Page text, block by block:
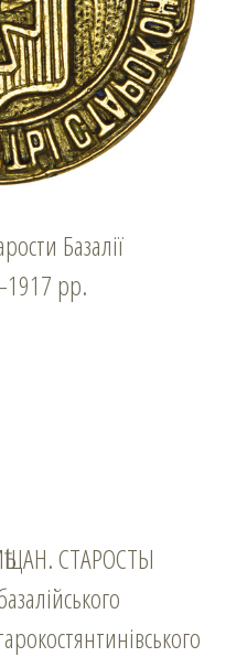
Базалії
рр.
СТАРОСТЫ